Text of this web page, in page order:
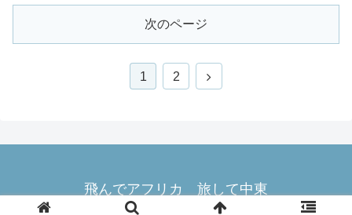
次のページ
1 2
飛んでアフリカ 旅して中東
© 2018 飛んでアフリカ 旅して中東.